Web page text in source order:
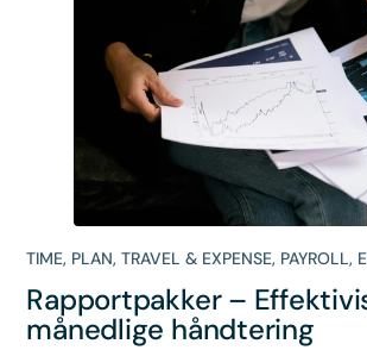
TIME, PLAN,TRAVEL & EXPENSE, PAYROLL,
Rapportpakker –
månedlige håndtering